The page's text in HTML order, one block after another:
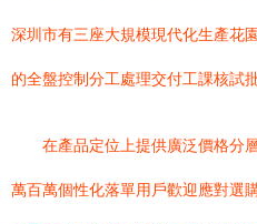
深圳市有三座大規模現代化生產花
的全盤控制分工處理交付工課核試
在產品定位上提供廣泛價格分
萬百萬個性化落單用戶歡迎應對選